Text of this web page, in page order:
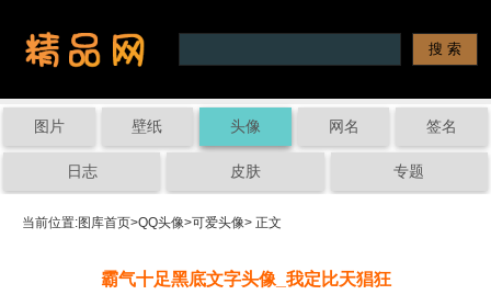
图片 壁纸 头像 网名 签名
日志 皮肤 专题
当前位置:图库首页>QQ头像>可爱头像> 正文
霸气十足黑底文字头像_我定比天猖狂